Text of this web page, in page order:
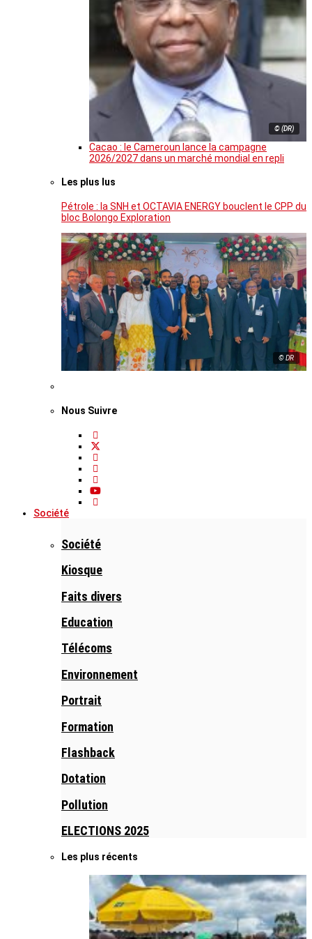
© (DR)
Cacao : le Cameroun lance la campagne
2026/2027 dans un marché mondial en repli
Les plus lus
Pétrole : la SNH et OCTAVIA ENERGY bouclent le CPP du
bloc Bolongo Exploration
© DR
Nous Suivre
Société
Société
Kiosque
Faits divers
Education
Télécoms
Environnement
Portrait
Formation
Flashback
Dotation
Pollution
ELECTIONS 2025
Les plus récents